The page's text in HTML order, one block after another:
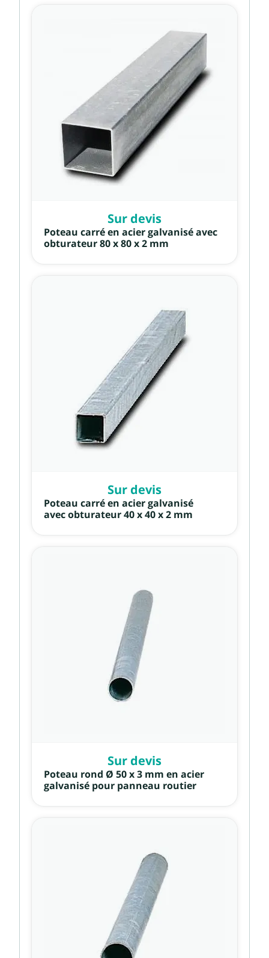
Sur devis
Poteau carré en acier galvanisé avec
obturateur 80 x 80 x 2 mm
Sur devis
Poteau carré en acier galvanisé
avec obturateur 40 x 40 x 2 mm
Sur devis
Poteau rond Ø 50 x 3 mm en acier
galvanisé pour panneau routier